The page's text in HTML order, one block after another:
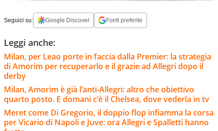
Seguici su: Google Discover Fonti preferite
Leggi anche:
Milan, per Leao porte in faccia dalla Premier: la strategia
di Amorim per recuperarlo e il grazie ad Allegri dopo il
derby
Milan, Amorim è già l’anti-Allegri: altro che obiettivo
quarto posto. E domani c’è il Chelsea, dove vederla in tv
Meret come Di Gregorio, il doppio flop infiamma la corsa
per Vicario di Napoli e Juve: ora Allegri e Spalletti hanno